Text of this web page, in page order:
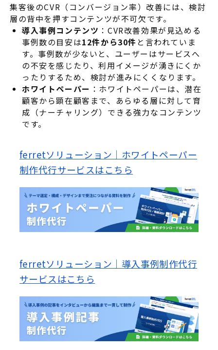
集客後のCVR（コンバージョン率）改善には、検討
層の背中を押すコンテンツが不可欠です。
導入事例コンテンツ ：CVR改善効果が見込める
事例数の目安は12件から30件 と言われていま
す。事例数が少ないと、ユーザーはサービスへ
の不安を感じたり、利用イメージが湧きにくか
ったりするため、検討が進みにくくなります。
ホワイトペーパー ：ホワイトペーパーは、潜在
顧客から顕在顧客まで、あらゆる層に対して育
成（ナーチャリング）できる強力なコンテンツ
です。
ferretソリューション｜ホワイトペーパー
制作代行サービスはこちら
ferretソリューション｜導入事例制作代行
サービスはこちら